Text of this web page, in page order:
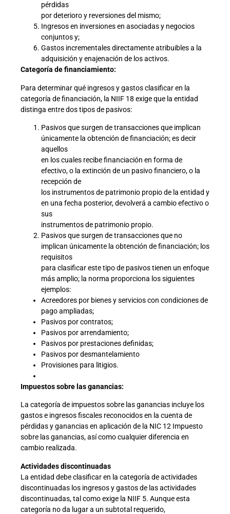
pérdidas
por deterioro y reversiones del mismo;
Ingresos en inversiones en asociadas y negocios
conjuntos y;
Gastos incrementales directamente atribuibles a la
adquisición y enajenación de los activos.
Categoría de financiamiento:
Para determinar qué ingresos y gastos clasificar en la
categoría de financiación, la NIIF 18 exige que la entidad
distinga entre dos tipos de pasivos:
Pasivos que surgen de transacciones que implican
únicamente la obtención de financiación; es decir
aquellos
en los cuales recibe financiación en forma de
efectivo, o la extinción de un pasivo financiero, o la
recepción de
los instrumentos de patrimonio propio de la entidad y
en una fecha posterior, devolverá a cambio efectivo o
sus
instrumentos de patrimonio propio.
Pasivos que surgen de transacciones que no
implican únicamente la obtención de financiación; los
requisitos
para clasificar este tipo de pasivos tienen un enfoque
más amplio; la norma proporciona los siguientes
ejemplos:
Acreedores por bienes y servicios con condiciones de
pago ampliadas;
Pasivos por contratos;
Pasivos por arrendamiento;
Pasivos por prestaciones definidas;
Pasivos por desmantelamiento
Provisiones para litigios.
Impuestos sobre las ganancias:
La categoría de impuestos sobre las ganancias incluye los
gastos e ingresos fiscales reconocidos en la cuenta de
pérdidas y ganancias en aplicación de la NIC 12 Impuesto
sobre las ganancias, así como cualquier diferencia en
cambio realizada.
Actividades discontinuadas
La entidad debe clasificar en la categoría de actividades
discontinuadas los ingresos y gastos de las actividades
discontinuadas, tal como exige la NIIF 5. Aunque esta
categoría no da lugar a un subtotal requerido,